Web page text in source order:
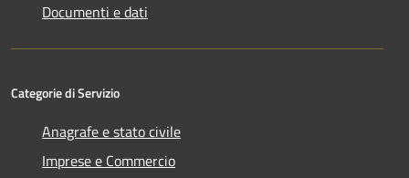
Documenti e dati
Categorie di Servizio
Anagrafe e stato civile
Imprese e Commercio